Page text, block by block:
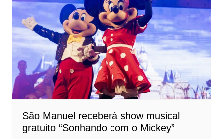
São Manuel receberá show musical
gratuito “Sonhando com o Mickey”